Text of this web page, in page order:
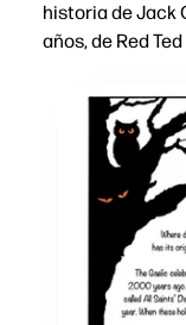
historia de Jack
años, de Red